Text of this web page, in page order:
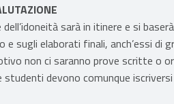
sarà in itinere e si
e sugli elaborati finali, anch’essi
non ci saranno prove scritte o
devono comunque